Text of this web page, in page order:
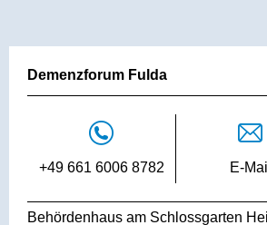
Demenzforum Fulda
+49 661 6006 8782 E-Mail
Behördenhaus am Schlossgarten